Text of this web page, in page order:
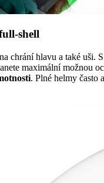
shell
chrání hlavu a také uši.
maximální možnou
. Plné helmy často